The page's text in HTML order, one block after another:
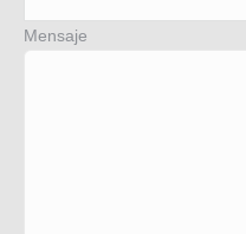
Mensaje